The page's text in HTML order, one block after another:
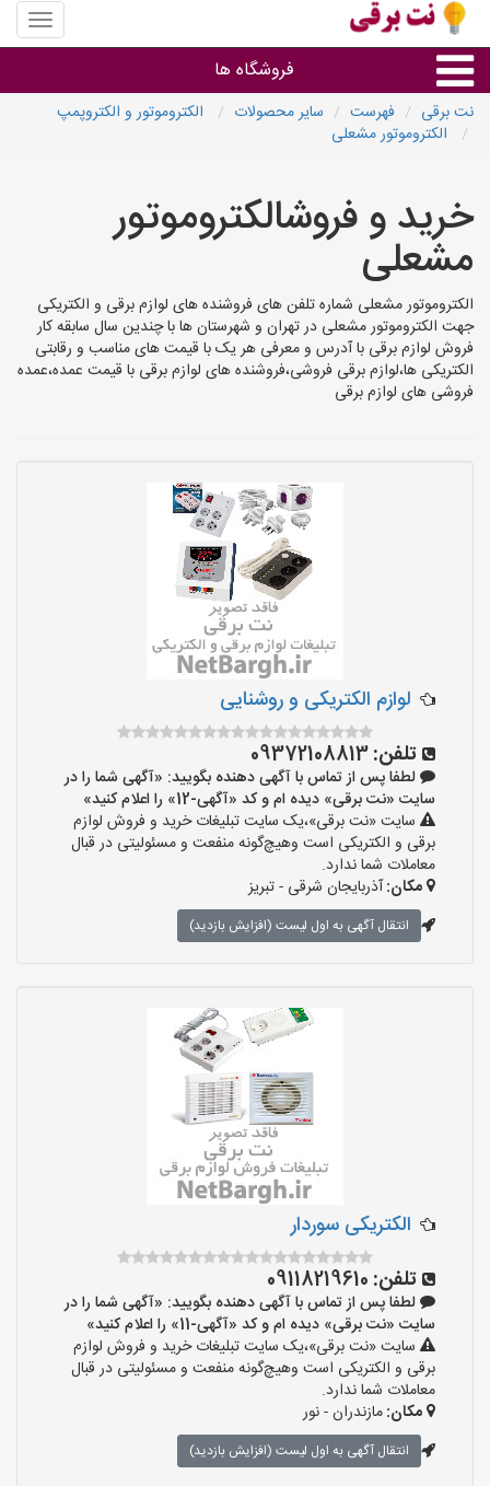
منوی
سایت
برقی
فروشگاه ها
سایر گروه ها
نت برقی فهرست سایر محصولات
الکتروموتور و الکتروپمپ
الکتروموتور مشعلی
خرید و فروشالکتروموتور
مشعلی
الکتروموتور مشعلی شماره تلفن های فروشنده های لوازم برقی و الکتریکی
جهت الکتروموتور مشعلی در تهران و شهرستان ها با چندین سال سابقه کار
فروش لوازم برقی با آدرس و معرفی هر یک با قیمت های مناسب و رقابتی
الکتریکی ها،لوازم برقی فروشی،فروشنده های لوازم برقی با قیمت عمده،عمده
فروشی های لوازم برقی
لوازم الکتریکی و روشنایی
تلفن:09372108813
لطفا پس از تماس با آگهی دهنده بگویید: «آگهی شما را در
سایت «نت برقی» دیده ام و کد «آگهی-12» را اعلام کنید»
سایت «نت برقی»،یک سایت تبلیغات خرید و فروش لوازم
برقی و الکتریکی است وهیچ‌گونه منفعت و مسئولیتی در قبال
معاملات شما ندارد.
مکان:آذربایجان شرقی - تبریز
انتقال آگهی به اول لیست (افزایش بازدید)
الکتریکی سوردار
تلفن: 09118219610
لطفا پس از تماس با آگهی دهنده بگویید: «آگهی شما را در
سایت «نت برقی» دیده ام و کد «آگهی-11» را اعلام کنید»
سایت «نت برقی»،یک سایت تبلیغات خرید و فروش لوازم
برقی و الکتریکی است وهیچ‌گونه منفعت و مسئولیتی در قبال
معاملات شما ندارد.
مکان:مازندران - نور
انتقال آگهی به اول لیست (افزایش بازدید)